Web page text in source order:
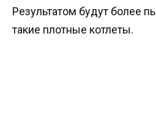
Результатом будут более
такие плотные котлеты.